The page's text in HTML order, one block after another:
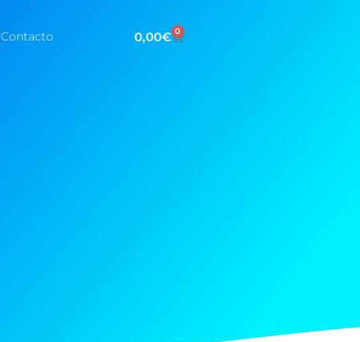
Contacto 0,00€ 0